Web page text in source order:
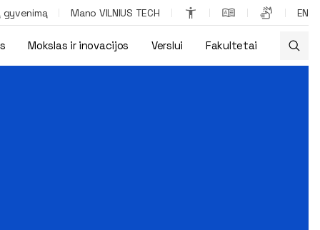
gyvenimą Mano VILNIUS TECH EN
Mokslas ir inovacijos Verslui Fakultetai